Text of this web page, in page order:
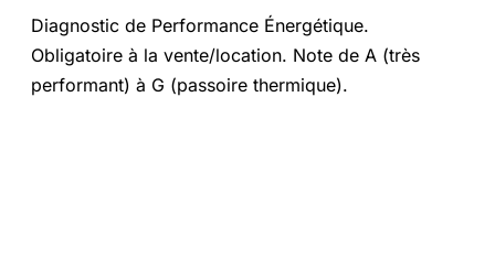
Diagnostic de Performance Énergétique.
Obligatoire à la vente/location. Note de A (très
performant) à G (passoire thermique).